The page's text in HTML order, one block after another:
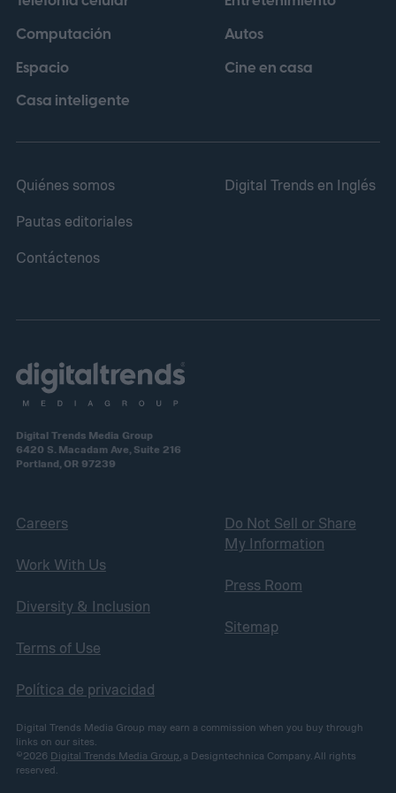
tener sentido una vez que ves lo que
ocurre dentro.
Computación
Espacio
Casa inteligente
Autos
Cine en casa
Quiénes somos
Pautas editoriales
Contáctenos
Digital Trends en Inglés
Digital Trends Media Group
6420 S. Macadam Ave, Suite 216
Portland, OR 97239
Careers
Work With Us
Diversity & Inclusion
Terms of Use
Política de privacidad
Do Not Sell or Share
My Information
Press Room
Sitemap
Digital Trends Media Group may earn a commission when you buy through
links on our sites.
©2026 Digital Trends Media Group , a Designtechnica Company. All rights
reserved.